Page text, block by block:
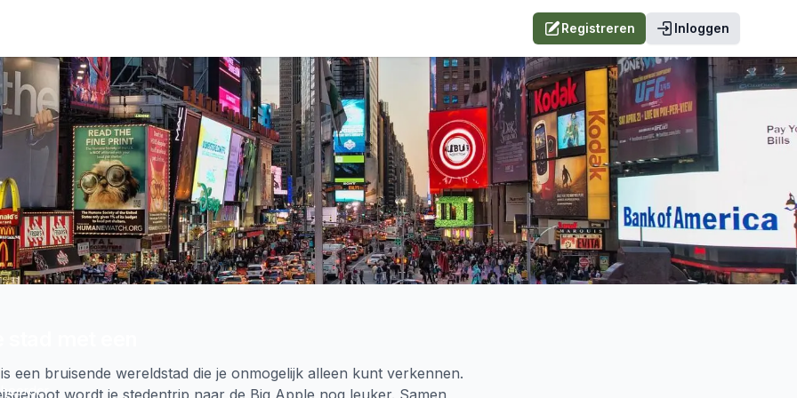
Registreren Inloggen
met een
een bruisende wereldstad die je onmogelijk alleen kunt verkennen.
wordt je stedentrip naar de Big Apple nog leuker. Samen